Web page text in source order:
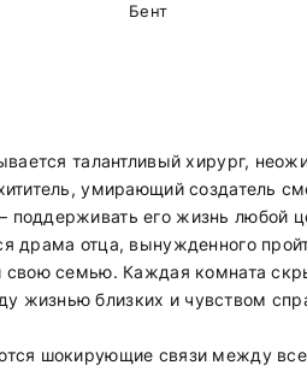
Бент
талантливый хирург,
умирающий создатель
его жизнь любой
драма отца, вынужденного
свою семью. Каждая комната
близких и чувством
шокирующие связи между